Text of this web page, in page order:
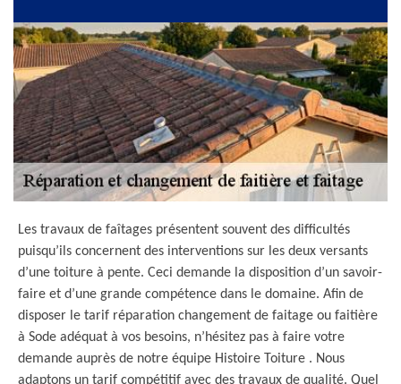
Les travaux de faîtages présentent souvent des difficultés
puisqu’ils concernent des interventions sur les deux versants
d’une toiture à pente. Ceci demande la disposition d’un savoir-
faire et d’une grande compétence dans le domaine. Afin de
disposer le tarif réparation changement de faitage ou faitière
à Sode adéquat à vos besoins, n’hésitez pas à faire votre
demande auprès de notre équipe Histoire Toiture . Nous
adaptons un tarif compétitif avec des travaux de qualité. Quel